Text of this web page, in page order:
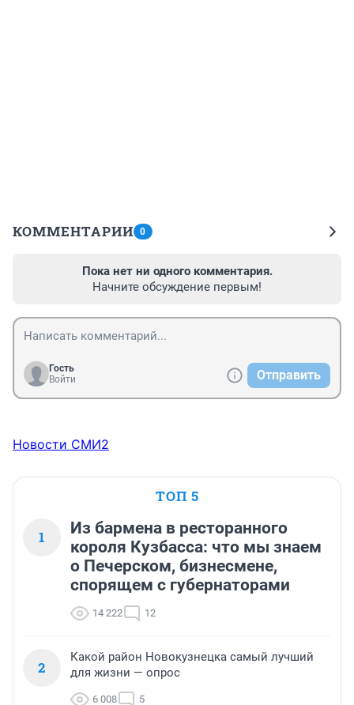
КОММЕНТАРИИ 0
Пока нет ни одного комментария.
Начните обсуждение первым!
Гость
Войти
Отправить
Новости СМИ2
ТОП 5
1
Из бармена в ресторанного
короля Кузбасса: что мы знаем
о Печерском, бизнесмене,
спорящем с губернаторами
14 222 12
2
Какой район Новокузнецка самый лучший
для жизни — опрос
6 008 5